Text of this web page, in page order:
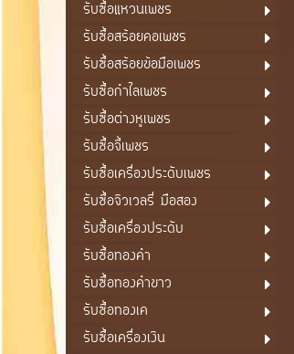
รับซื้อแหวนเพชร
รับซื้อสร้อยคอเพชร
รับซื้อสร้อยข้อมือเพชร
รับซื้อกำไลเพชร
รับซื้อต่างหูเพชร
รับซื้อจี้เพชร
รับซื้อเครื่องประดับเพชร
รับซื้อจิวเวลรี่ มือสอง
รับซื้อเครื่องประดับ
รับซื้อทองคำ
รับซื้อทองคำขาว
รับซื้อทองเค
รับซื้อเครื่องเงิน